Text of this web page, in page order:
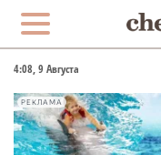
4:08, 9 Августа
РЕКЛАМА